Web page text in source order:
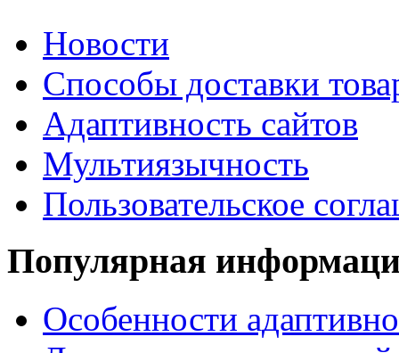
Новости
Способы доставки
Адаптивность сайтов
Мультиязычность
Пользовательское
Популярная
Особенности